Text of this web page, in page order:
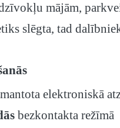
mājām,
slēgta, tad
elektroniskā
bezkontakta režīmā